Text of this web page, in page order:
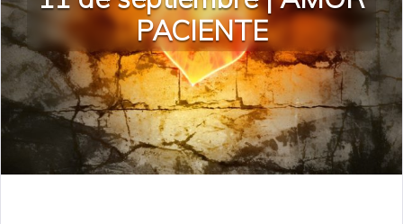
PACIENTE